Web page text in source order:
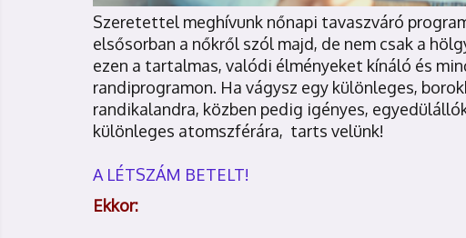
Szeretettel meghívunk nőnapi tavaszváró
elsősorban a nőkről szól majd, de nem csak a
ezen a tartalmas, valódi élményeket kínáló és
randiprogramon. Ha vágysz egy különleges,
randikalandra, közben pedig igényes,
különleges atomszférára, tarts velünk!
A LÉTSZÁM BETELT!
Ekkor: